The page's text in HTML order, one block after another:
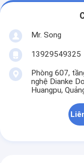
Mr. Song
13929549325
Phòng 607,
nghệ Dianke
Huangpu,